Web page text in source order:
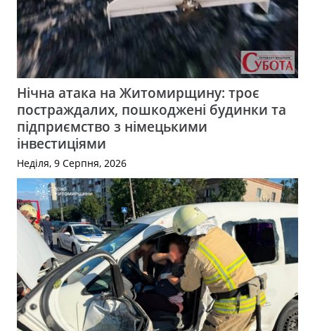
Нічна атака на Житомирщину: троє
постраждалих, пошкоджені будинки та
підприємство з німецькими
інвестиціями
Неділя, 9 Серпня, 2026